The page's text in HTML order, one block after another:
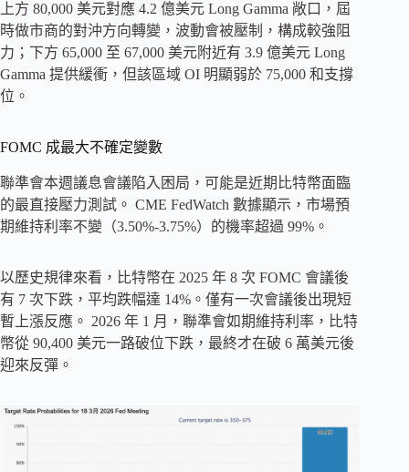
上方 80,000 美元對應 4.2 億美元 Long Gamma 敞口，屆
時做市商的對沖方向轉變，波動會被壓制，構成較強阻
力；下方 65,000 至 67,000 美元附近有 3.9 億美元 Long
Gamma 提供緩衝，但該區域 OI 明顯弱於 75,000 和支撐
位。
FOMC 成最大不確定變數
聯準會本週議息會議陷入困局，可能是近期比特幣面臨
的最直接壓力測試。 CME FedWatch 數據顯示，市場預
期維持利率不變（3.50%-3.75%）的機率超過 99%。
以歷史規律來看，比特幣在 2025 年 8 次 FOMC 會議後
有 7 次下跌，平均跌幅達 14%。僅有一次會議後出現短
暫上漲反應。 2026 年 1 月，聯準會如期維持利率，比特
幣從 90,400 美元一路破位下跌，最終才在破 6 萬美元後
迎來反彈。